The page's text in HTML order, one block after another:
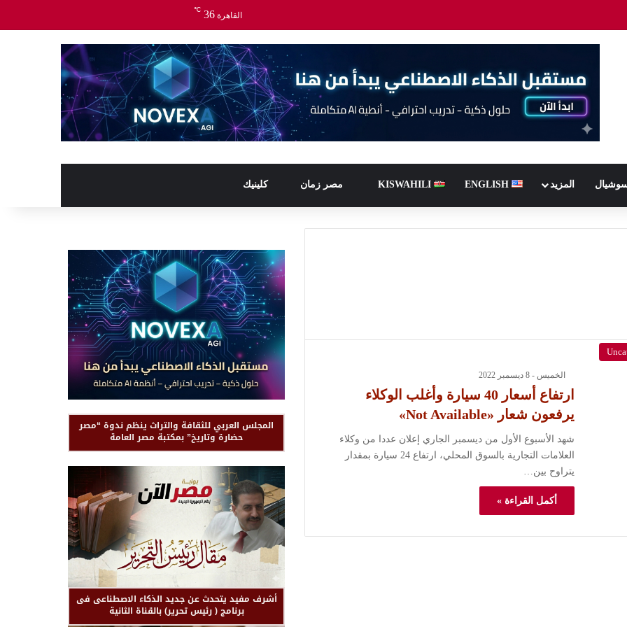
القاهرة 36
℃
المزيد ENGLISH
KISWAHILI مصر زمان كلينيك
الخميس - 8 ديسمبر 2022
ارتفاع أسعار 40 سيارة وأغلب الوكلاء
يرفعون شعار «Not Available»
شهد الأسبوع الأول من ديسمبر الجاري إعلان عددا من وكلاء
العلامات التجارية بالسوق المحلي، ارتفاع 24 سيارة بمقدار
يتراوح بين…
أكمل القراءة »
المجلس العربي للثقافة والتراث ينظم ندوة “مصر
حضارة وتاريخ” بمكتبة مصر العامة
أشرف مفيد يتحدث عن جديد الذكاء الاصطناعى فى
برنامج ( رئيس تحرير) بالقناة الثانية